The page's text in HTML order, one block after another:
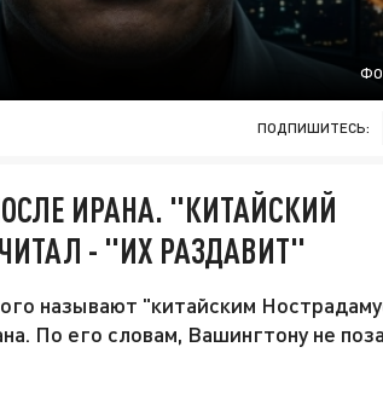
ПОДПИШИТЕСЬ:
ИРАНА. "КИТАЙСКИЙ
- "ИХ РАЗДАВИТ"
называют "китайским
По его словам, Вашингтону не